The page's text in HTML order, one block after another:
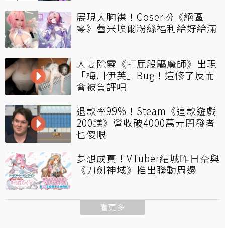
展現大胸襟！Coser扮《絕區
零》蕾米埃爾粉絲福利給好給滿
人妻除靈《打屁股驅魔師》出現
「梅川伊芙」Bug！這修了反而
會被負評吧
退款率99%！Steam《這款遊戲
200鎂》營收破4000萬元開發者
也傻眼
夢想成真！VTuber結城昨日奈與
《刀劍神域》推出聯動周邊
看更多